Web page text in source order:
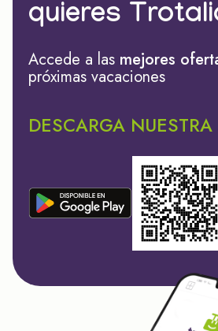
quieres
Accede a las mejores
próximas vacaciones
DESCARGA NUESTRA